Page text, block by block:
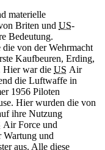
materielle
Briten und US-
Bedeutung.
von der Wehrmacht
Kaufbeuren, Erding,
Hierwardie US Air
die Luftwaffe in
1956 Piloten
Hier wurden die von
ihre Nutzung
Air Force und
Wartung und
aus. Alle diese